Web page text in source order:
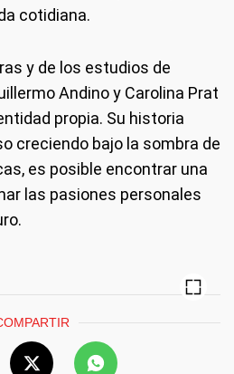
cotidiana.
y de los estudios de
Andino y Carolina Prat
propia. Su historia
creciendo bajo la sombra de
es posible encontrar una
las pasiones personales